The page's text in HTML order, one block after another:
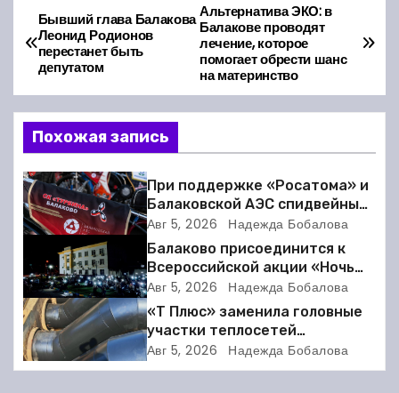
Н
а
в
и
г
а
ц
и
я
п
Альтернатива ЭКО: в
Балакове проводят
лечение, которое
помогает обрести шанс
на материнство
Бывший глава Балакова
Леонид Родионов
перестанет быть
депутатом
Похожая запись
При поддержке «Росатома» и
Балаковской АЭС спидвейный
клуб «Турбина» обновил
материально-техническую
базу
Авг 5, 2026 Надежда Бобалова
Балаково присоединится к
Всероссийской акции «Ночь
кино»
Авг 5, 2026 Надежда Бобалова
«Т Плюс» заменила головные
участки теплосетей
Балаковской ТЭЦ-4 для
надёжного отопления
Авг 5, 2026 Надежда Бобалова